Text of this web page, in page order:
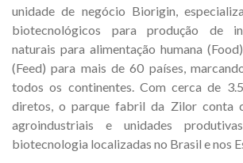
unidade de negócio Biorigin,
biotecnológicos para produção de
naturais para alimentação humana
(Feed) para mais de 60 países,
todos os continentes. Com cerca de
diretos, o parque fabril da Zilor conta
agroindustriais e unidades
biotecnologia localizadas no Brasil e nos